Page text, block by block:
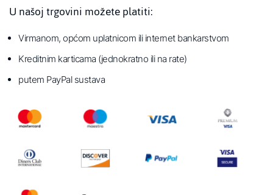
U našoj trgovini možete platiti:
Virmanom, općom uplatnicom ili internet bankarstvom
Kreditnim karticama (jednokratno ili na rate)
putem PayPal sustava